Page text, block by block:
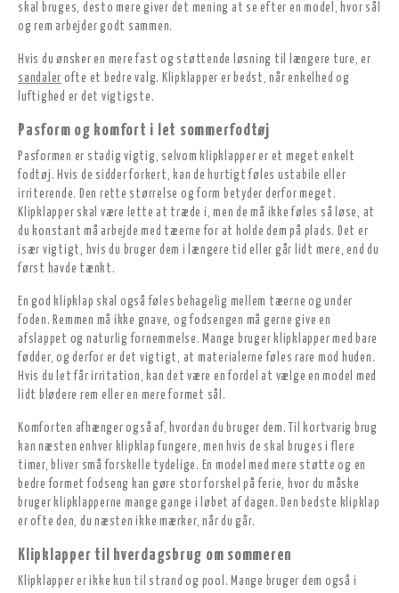
skal bruges, desto mere giver det mening at se efter en model, hvor sål
og rem arbejder godt sammen.
Hvis du ønsker en mere fast og støttende løsning til længere ture, er
sandaler ofte et bedre valg. Klipklapper er bedst, når enkelhed og
luftighed er det vigtigste.
Pasform og komfort i let sommerfodtøj
Pasformen er stadig vigtig, selvom klipklapper er et meget enkelt
fodtøj. Hvis de sidder forkert, kan de hurtigt føles ustabile eller
irriterende. Den rette størrelse og form betyder derfor meget.
Klipklapper skal være lette at træde i, men de må ikke føles så løse, at
du konstant må arbejde med tæerne for at holde dem på plads. Det er
især vigtigt, hvis du bruger dem i længere tid eller går lidt mere, end du
først havde tænkt.
En god klipklap skal også føles behagelig mellem tæerne og under
foden. Remmen må ikke gnave, og fodsengen må gerne give en
afslappet og naturlig fornemmelse. Mange bruger klipklapper med bare
fødder, og derfor er det vigtigt, at materialerne føles rare mod huden.
Hvis du let får irritation, kan det være en fordel at vælge en model med
lidt blødere rem eller en mere formet sål.
Komforten afhænger også af, hvordan du bruger dem. Til kortvarig brug
kan næsten enhver klipklap fungere, men hvis de skal bruges i flere
timer, bliver små forskelle tydelige. En model med mere støtte og en
bedre formet fodseng kan gøre stor forskel på ferie, hvor du måske
bruger klipklapperne mange gange i løbet af dagen. Den bedste klipklap
er ofte den, du næsten ikke mærker, når du går.
Klipklapper til hverdagsbrug om sommeren
Klipklapper er ikke kun til strand og pool. Mange bruger dem også i